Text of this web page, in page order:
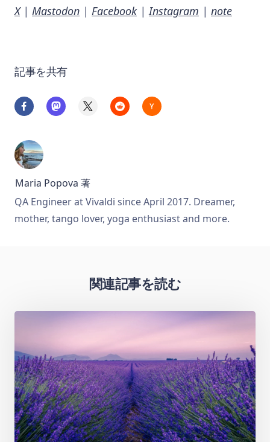
X| Mastodon | Facebook |Instagram | note
記事を共有
Maria Popova 著
QA Engineer at Vivaldi since April 2017. Dreamer,
mother, tango lover, yoga enthusiast and more.
関連記事を読む